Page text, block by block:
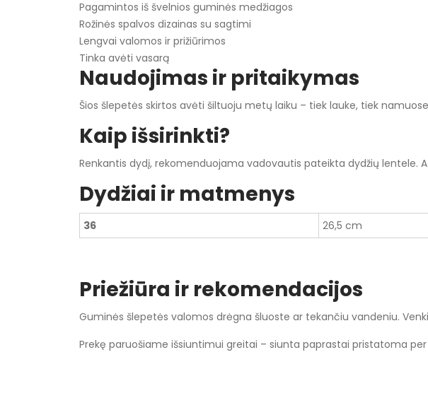
Pagamintos iš švelnios guminės medžiagos
Rožinės spalvos dizainas su sagtimi
Lengvai valomos ir prižiūrimos
Tinka avėti vasarą
Naudojimas ir pritaikymas
Šios šlepetės skirtos avėti šiltuoju metų laiku – tiek lauke, tiek
Kaip išsirinkti?
Renkantis dydį, rekomenduojama vadovautis pateikta dydžių lentele.
Dydžiai ir matmenys
36 26,5 cm
Priežiūra ir rekomendacijos
Guminės šlepetės valomos drėgna šluoste ar tekančiu vandeniu.
Prekę paruošiame išsiuntimui greitai – siunta paprastai pristatoma per